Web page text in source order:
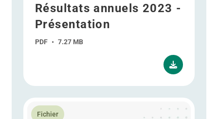
Résultats annuels 2023 -
Présentation
PDF • 7.27 MB
Fichier
En savoir plus Résultat intermédiaire T3 -